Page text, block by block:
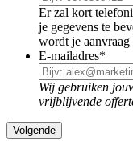
Er zal kort
je gegevens te
wordt je aanvraag
E-mailadres*
Wij gebruiken
vrijblijvende